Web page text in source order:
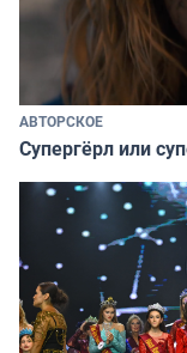
АВТОРСКОЕ
Супергёрл или